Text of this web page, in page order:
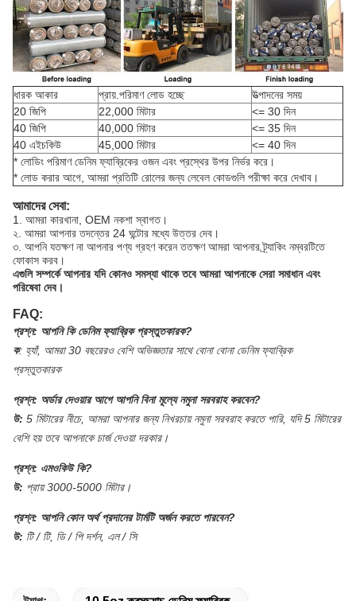
ধারক আকার প্রায়.পরিমাণ লোড হচ্ছে
উত্পাদনের সময়
20 জিপি
22,000 মিটার
<= 30 দিন
40 জিপি
40,000 মিটার
<= 35 দিন
40 এইচকিউ
45,000 মিটার
<= 40 দিন
* লোডিং পরিমাণ ডেনিম ফ্যাব্রিকের ওজন এবং প্রস্থের উপর নির্ভর করে।
* লোড করার আগে, আমরা প্রতিটি রোলের জন্য লেবেল কোডগুলি পরীক্ষা করে দেখাব।
আমাদের সেবা:
1. আমরা কারখানা, OEM নকশা স্বাগত।
২. আমরা আপনার তদন্তের 24 ঘন্টাের মধ্যে উত্তর দেব।
৩. আপনি যতক্ষণ না আপনার পণ্য গ্রহণ করেন ততক্ষণ আমরা আপনার ট্র্যাকিং নম্বরটিতে
ফোকাস করব।
এগুলি সম্পর্কে আপনার যদি কোনও সমস্যা থাকে তবে আমরা আপনাকে সেরা সমাধান এবং
পরিষেবা দেব।
FAQ:
প্রশ্ন: আপনি কি ডেনিম ফ্যাব্রিক প্রস্তুতকারক?
ক: হ্যাঁ, আমরা 30 বছরেরও বেশি অভিজ্ঞতার সাথে বোনা বোনা ডেনিম ফ্যাব্রিক
প্রস্তুতকারক
প্রশ্ন: অর্ডার দেওয়ার আগে আপনি বিনা মূল্যে নমুনা সরবরাহ করবেন?
উ: 5 মিটারের নীচে, আমরা আপনার জন্য নিখরচায় নমুনা সরবরাহ করতে পারি, যদি 5 মিটারের
বেশি হয় তবে আপনাকে চার্জ দেওয়া দরকার।
প্রশ্ন: এমওকিউ কি?
উ: প্রায় 3000-5000 মিটার।
প্রশ্ন: আপনি কোন অর্থ প্রদানের টার্মটি অর্জন করতে পারবেন?
উ: টি / টি, ডি / পি দর্শন, এল / সি